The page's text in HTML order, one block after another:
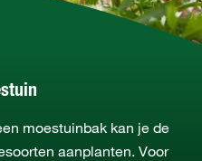
moestuinbak kan je de
aanplanten. Voor